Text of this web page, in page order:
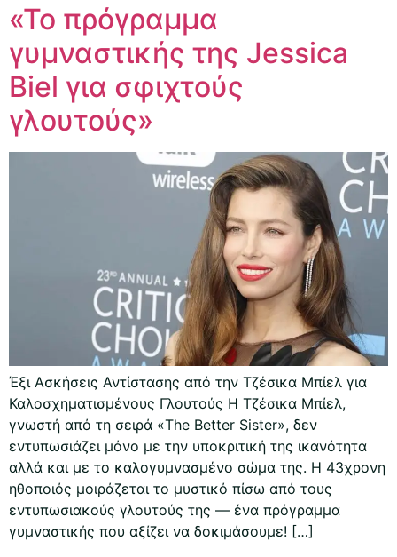
«Το πρόγραμμα
γυμναστικής της Jessica
Biel για σφιχτούς
γλουτούς»
Έξι Ασκήσεις Αντίστασης από την Τζέσικα Μπίελ για
Καλοσχηματισμένους Γλουτούς Η Τζέσικα Μπίελ,
γνωστή από τη σειρά «The Better Sister», δεν
εντυπωσιάζει μόνο με την υποκριτική της ικανότητα
αλλά και με το καλογυμνασμένο σώμα της. Η 43χρονη
ηθοποιός μοιράζεται το μυστικό πίσω από τους
εντυπωσιακούς γλουτούς της — ένα πρόγραμμα
γυμναστικής που αξίζει να δοκιμάσουμε! […]